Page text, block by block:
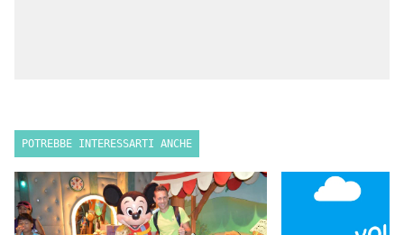
POTREBBE INTERESSARTI ANCHE